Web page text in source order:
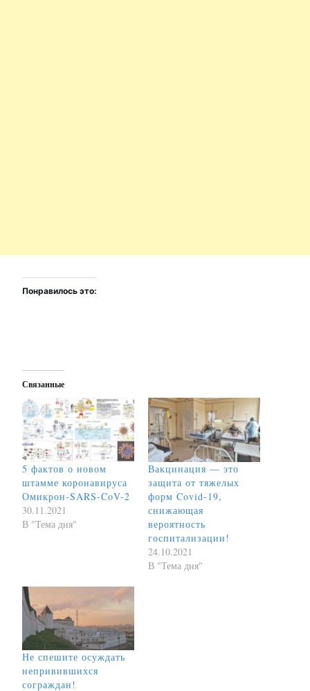
Понравилось это:
Связанные
5 фактов о новом
штамме коронавируса
Омикрон-SARS-CoV-2
30.11.2021
В "Тема дня"
Вакцинация — это
защита от тяжелых
форм Covid-19,
снижающая
вероятность
госпитализации!
24.10.2021
В "Тема дня"
Не спешите осуждать
непривившихся
сограждан!